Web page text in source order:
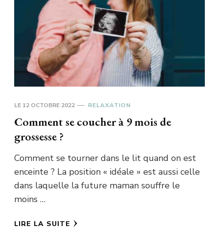
LE 12 OCTOBRE 2022 RELAXATION
Comment se coucher à 9 mois de
grossesse ?
Comment se tourner dans le lit quand on est
enceinte ? La position « idéale » est aussi celle
dans laquelle la future maman souffre le
moins …
LIRE LA SUITE